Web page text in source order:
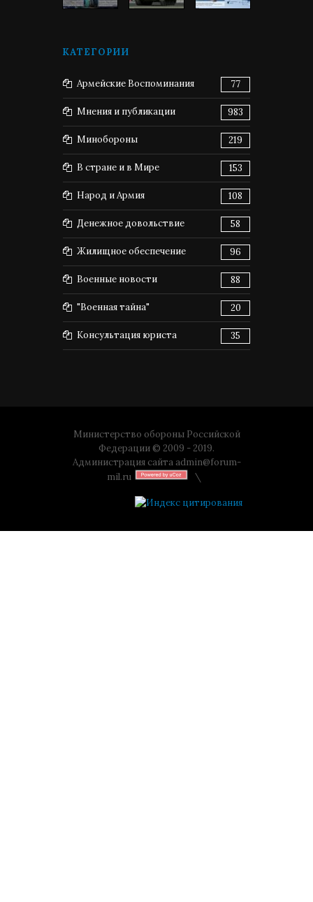
КАТЕГОРИИ
Армейские Воспоминания 77
Мнения и публикации 983
Минобороны 219
В стране и в Мире 153
Народ и Армия 108
Денежное довольствие 58
Жилищное обеспечение 96
Военные новости 88
"Военная тайна" 20
Консультация юриста 35
Министерство обороны Российской
Федерации © 2009 - 2019.
Администрация сайта admin@forum-
mil.ru